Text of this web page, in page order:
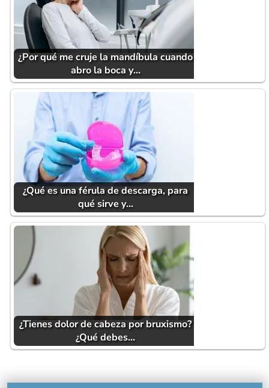
¿Por qué me cruje la mandíbula cuando
abro la boca y…
¿Qué es una férula de descarga, para
qué sirve y…
¿Tienes dolor de cabeza por bruxismo?
¿Qué debes…